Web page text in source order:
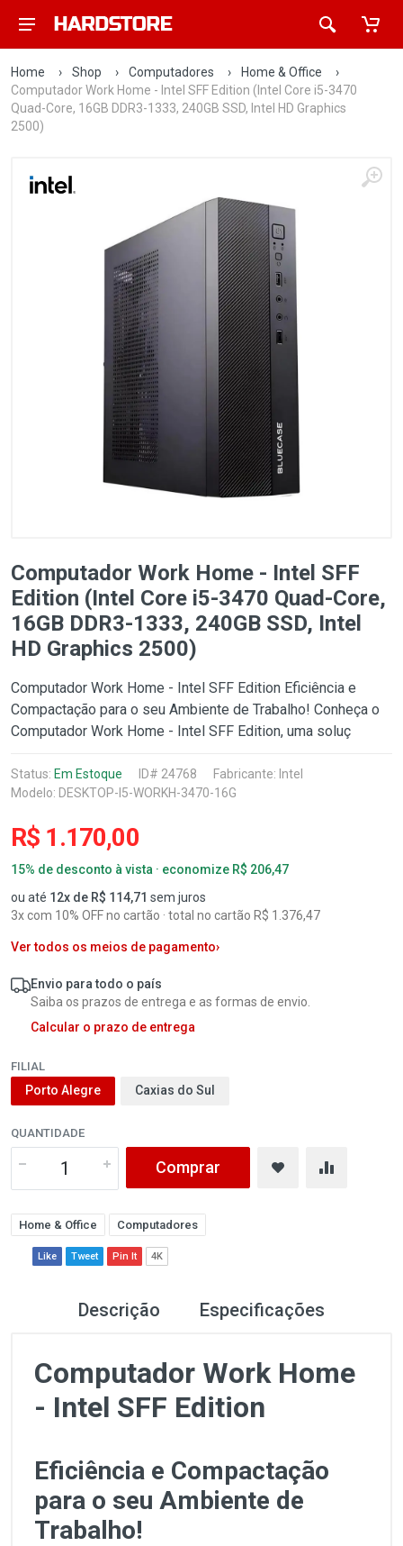
Home › Shop › Computadores › Home & Office
›
Computador Work Home - Intel SFF Edition (Intel Core i5-3470
Quad-Core, 16GB DDR3-1333, 240GB SSD, Intel HD Graphics
2500)
Computador Work Home - Intel SFF
Edition (Intel Core i5-3470 Quad-Core,
16GB DDR3-1333, 240GB SSD, Intel
HD Graphics 2500)
Computador Work Home - Intel SFF Edition Eficiência e
Compactação para o seu Ambiente de Trabalho! Conheça o
Computador Work Home - Intel SFF Edition, uma soluç
Status: Em Estoque ID# 24768 Fabricante: Intel
Modelo: DESKTOP-I5-WORKH-3470-16G
R$ 1.170,00
15% de desconto à vista · economize R$ 206,47
ou até 12x de R$ 114,71 sem juros
3x com 10% OFF no cartão · total no cartão R$ 1.376,47
Ver todos os meios de pagamento›
Envio para todo o país
Saiba os prazos de entrega e as formas de envio.
Calcular o prazo de entrega
FILIAL
Porto Alegre Caxias do Sul
QUANTIDADE
Comprar
Home & Office Computadores
Like Tweet Pin It 4K
Descrição Especificações
Computador Work Home
- Intel SFF Edition
Eficiência e Compactação
para o seu Ambiente de
Trabalho!